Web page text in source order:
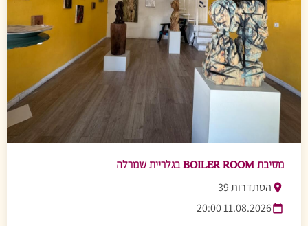
מסיבת BOILER ROOM בגלריית שמרלה
הסתדרות 39
11.08.2026 20:00